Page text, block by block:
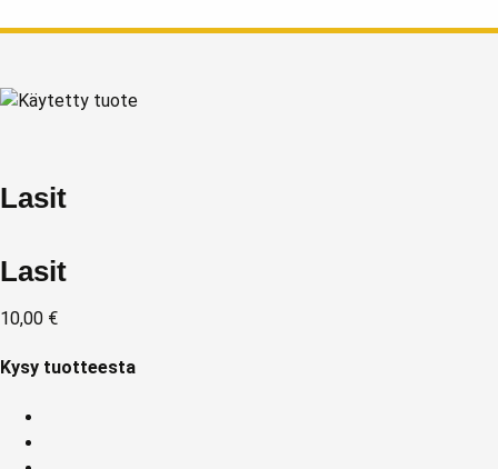
Lasit
Lasit
10,00 €
Kysy tuotteesta